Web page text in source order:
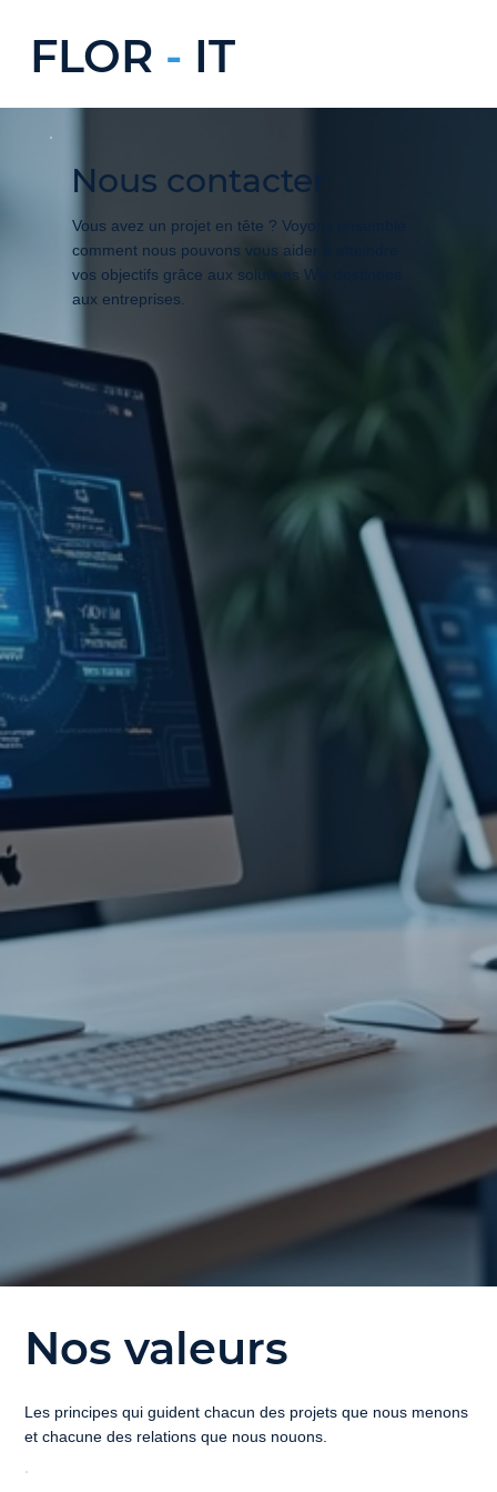
FLOR - IT
Nous contacter
Vous avez un projet en tête ? Voyons ensemble
comment nous pouvons vous aider à atteindre
vos objectifs grâce aux solutions Wix destinées
aux entreprises.
Nos valeurs
Les principes qui guident chacun des projets que nous menons
et chacune des relations que nous nouons.